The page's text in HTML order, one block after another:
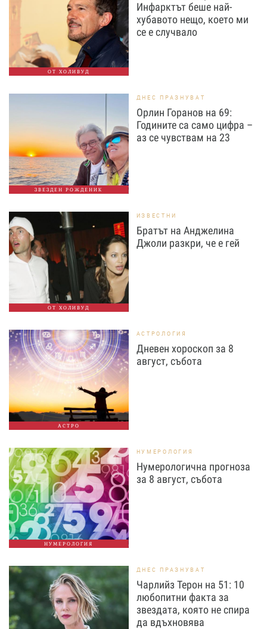
ОТ ХОЛИВУД
Инфарктът беше най-
хубавото нещо, което ми
се е случвало
ЗВЕЗДЕН РОЖДЕНИК
ДНЕС ПРАЗНУВАТ
Орлин Горанов на 69:
Годините са само цифра –
аз се чувствам на 23
ОТ ХОЛИВУД
ИЗВЕСТНИ
Братът на Анджелина
Джоли разкри, че е гей
АСТРО
АСТРОЛОГИЯ
Дневен хороскоп за 8
август, събота
НУМЕРОЛОГИЯ
НУМЕРОЛОГИЯ
Нумерологична прогноза
за 8 август, събота
ДНЕС ПРАЗНУВАТ
Чарлийз Терон на 51: 10
любопитни факта за
звездата, която не спира
да вдъхновява